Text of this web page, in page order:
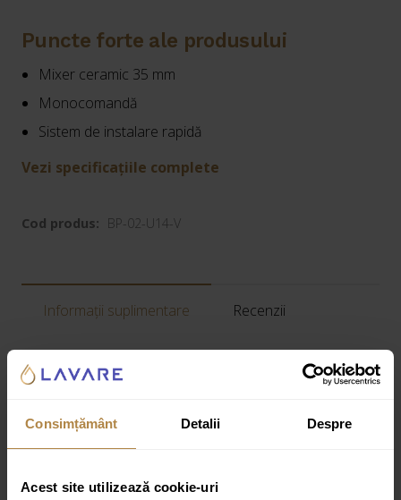
Consimțământ Detalii Despre
Acest site utilizează cookie-uri
Puncte forte ale produsului
Mixer ceramic 35 mm
Monocomandă
Sistem de instalare rapidă
Vezi specificațiile complete
Cod produs: BP-02-U14-V
Informații suplimentare Recenzii
Greutate:1,27 kg
Specificatii tehnice:
Monocomandă